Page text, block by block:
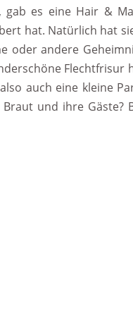
es eine Hair &
hat. Natürlich hat
oder andere
Flechtfrisur
auch eine kleine
und ihre Gäste?